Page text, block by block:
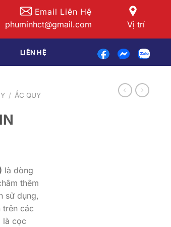
Email Liên Hệ
phuminhct@gmail.com
Vị trí
LIÊN HỆ
/ ẮC QUY
là dòng
thêm
sử dụng,
các
là cọc